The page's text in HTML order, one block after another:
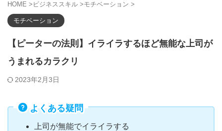
HOME > ビジネススキル >モチベーション >
モチベーション
【ピーターの法則】イライラするほど無能な上司が
うまれるカラクリ
2023年2月3日
よくある疑問
上司が無能でイライラする